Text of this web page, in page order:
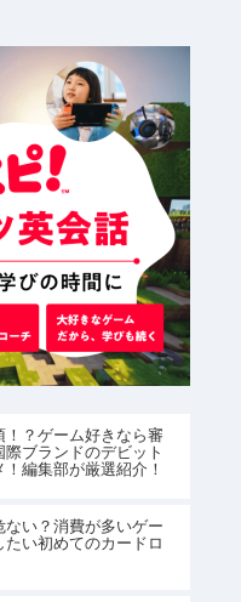
？ゲーム好きなら審
ブランドのデビット
編集部が厳選紹介！
い？消費が多いゲー
い初めてのカードロ